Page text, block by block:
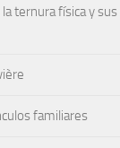
ternura física y
familiares